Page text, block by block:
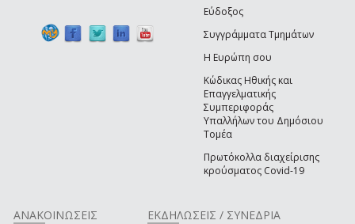
Εύδοξος
Συγγράμματα Τμημάτων
Η Ευρώπη σου
Κώδικας Ηθικής και
Επαγγελματικής
Συμπεριφοράς
Υπαλλήλων του Δημόσιου
Τομέα
Πρωτόκολλα διαχείρισης
κρούσματος Covid-19
ΑΝΑΚΟΙΝΩΣΕΙΣ ΕΚΔΗΛΩΣΕΙΣ / ΣΥΝΕΔΡΙΑ